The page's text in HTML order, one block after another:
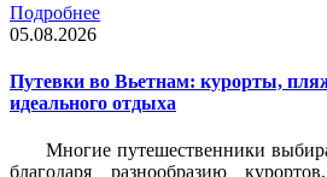
Подробнее
05.08.2026
Путевки во Вьетнам: курорты,
идеального отдыха
Многие путешественники
благодаря разнообразию